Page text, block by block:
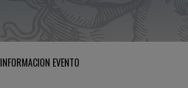
INFORMACION EVENTO